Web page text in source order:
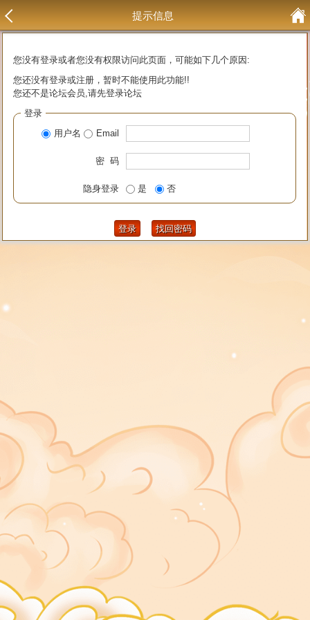
提示信息
您没有登录或者您没有权限访问此页面，可能如下几个原因:
您还没有登录或注册，暂时不能使用此功能!!
您还不是论坛会员,请先登录论坛
登录
用户名
Email
密 码
隐身登录 是 否